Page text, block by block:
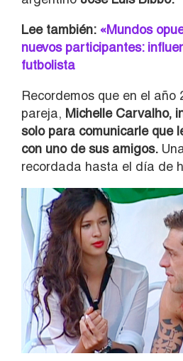
Lee también: «Mundos
nuevos participantes:
futbolista
Recordemos que en el año
pareja, Michelle Carvalho,
solo para comunicarle que
con uno de sus amigos.
recordada hasta el día de